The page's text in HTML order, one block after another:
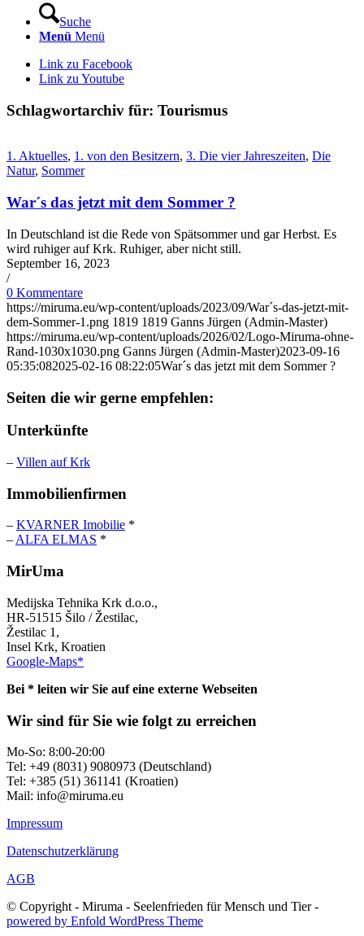
Suche
Menü Menü
Link zu Facebook
Link zu Youtube
Schlagwortarchiv für: Tourismus
1. Aktuelles, 1. von den Besitzern, 3. Die vier Jahreszeiten, Die
Natur, Sommer
War´s das jetzt mit dem Sommer ?
In Deutschland ist die Rede von Spätsommer und gar Herbst. Es
wird ruhiger auf Krk. Ruhiger, aber nicht still.
September 16, 2023
/
0 Kommentare
https://miruma.eu/wp-content/uploads/2023/09/War´s-das-jetzt-mit-
dem-Sommer-1.png 1819 1819 Ganns Jürgen (Admin-Master)
https://miruma.eu/wp-content/uploads/2026/02/Logo-Miruma-ohne-
Rand-1030x1030.png Ganns Jürgen (Admin-Master)2023-09-16
05:35:082025-02-16 08:22:05War´s das jetzt mit dem Sommer ?
Seiten die wir gerne empfehlen:
Unterkünfte
– Villen auf Krk
Immobilienfirmen
– KVARNER Imobilie *
–ALFA ELMAS *
MirUma
Medijska Tehnika Krk d.o.o.,
HR-51515 Šilo / Žestilac,
Žestilac 1,
Insel Krk, Kroatien
Google-Maps*
Bei * leiten wir Sie auf eine externe Webseiten
Wir sind für Sie wie folgt zu erreichen
Mo-So: 8:00-20:00
Tel: +49 (8031) 9080973 (Deutschland)
Tel: +385 (51) 361141 (Kroatien)
Mail: info@miruma.eu
Impressum
Datenschutzerklärung
AGB
© Copyright - Miruma - Seelenfrieden für Mensch und Tier -
powered by Enfold WordPress Theme